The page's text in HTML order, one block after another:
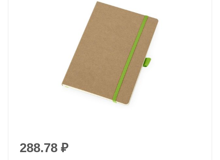
288.78 ₽